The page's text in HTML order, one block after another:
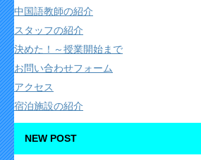
中国語教師の紹介
スタッフの紹介
決めた！～授業開始まで
お問い合わせフォーム
アクセス
宿泊施設の紹介
NEW POST